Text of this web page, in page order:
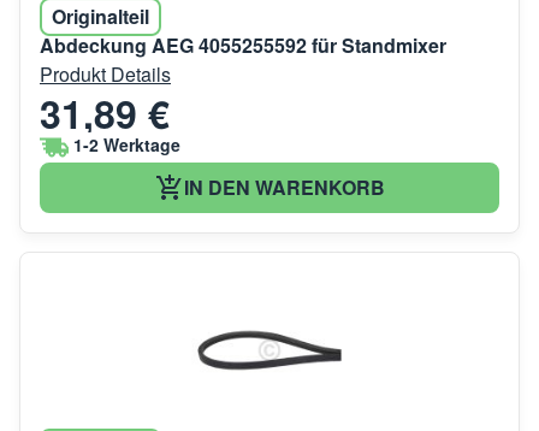
Originalteil
Abdeckung AEG 4055255592 für Standmixer
Produkt Details
31,89 €
1-2 Werktage
IN DEN WARENKORB